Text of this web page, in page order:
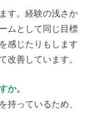
す。経験の浅さか
ムとして同じ目標
感じたりもします
改善しています。
か。
持っているため、